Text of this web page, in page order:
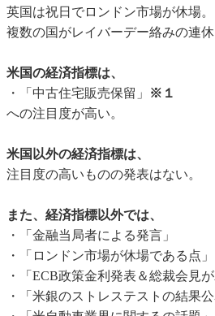
英国は祝日でロンドン市場が休場。
複数の国がレイバーデー絡みの連休
米国の経済指標は、
・「中古住宅販売保留」
※１
への注目度が高い。
米国以外の経済指標は、
注目度の高いものの発表はない。
また、経済指標以外では、
・「金融当局者による発言」
・「ロンドン市場が休場である点」
・「ECB政策金利発表＆総裁会見
・「米銀のストレステストの結果